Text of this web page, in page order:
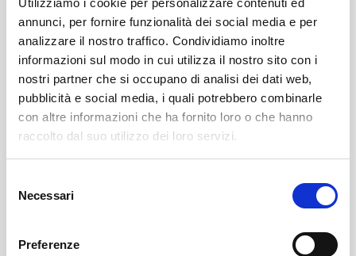
Utilizziamo i cookie per personalizzare contenuti ed
annunci, per fornire funzionalità dei social media e per
analizzare il nostro traffico. Condividiamo inoltre
informazioni sul modo in cui utilizza il nostro sito con i
nostri partner che si occupano di analisi dei dati web,
pubblicità e social media, i quali potrebbero combinarle
con altre informazioni che ha fornito loro o che hanno
raccolto dal suo utilizzo dei loro servizi.
delNecessari
Preferenze
Il retro è più funzionale:
breve testo sull’iniziativa, periodo e QR
code “Dona ora” per permettere la
donazione anche dopo, a casa.
È un supporto a lunga vita, adatto a luoghi
come Merola e Luxembourg dove il
pubblico è già vicino alla cultura e può